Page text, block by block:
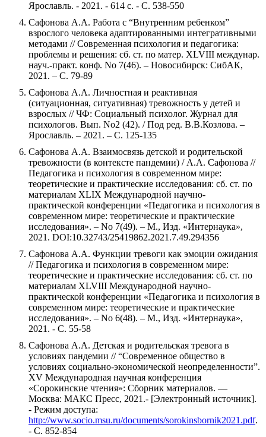
Ярославль. - 2021. - 614 с. - С. 538-550
Сафонова А.А. Работа с “Внутренним ребенком”
взрослого человека адаптированными интегративными
методами // Современная психология и педагогика:
проблемы и решения: сб. ст. по матер. XLVIII междунар.
науч.-практ. конф. No 7(46). – Новосибирск: СибАК,
2021. – С. 79-89
Сафонова А.А. Личностная и реактивная
(ситуационная, ситуативная) тревожность у детей и
взрослых // ЧФ: Социальный психолог. Журнал для
психологов. Вып. No2 (42). / Под ред. В.В.Козлова. –
Ярославль. – 2021. – С. 125-135
Сафонова А.А. Взаимосвязь детской и родительской
тревожности (в контексте пандемии) / А.А. Сафонова //
Педагогика и психология в современном мире:
теоретические и практические исследования: сб. ст. по
материалам XLIX Международной научно-
практической конференции «Педагогика и психология в
современном мире: теоретические и практические
исследования». – No 7(49). – М., Изд. «Интернаука»,
2021. DOI:10.32743/25419862.2021.7.49.294356
Сафонова А.А. Функции тревоги как эмоции ожидания
// Педагогика и психология в современном мире:
теоретические и практические исследования: сб. ст. по
материалам XLVIII Международной научно-
практической конференции «Педагогика и психология в
современном мире: теоретические и практические
исследования». – No 6(48). – М., Изд. «Интернаука»,
2021. - С. 55-58
Сафонова А.А. Детская и родительская тревога в
условиях пандемии // “Современное общество в
условиях социально-экономической неопределенности”.
XV Международная научная конференция
«Сорокинские чтения»: Сборник материалов. —
Москва: МАКС Пресс, 2021.- [Электронный источник].
- Режим доступа:
http://www.socio.msu.ru/documents/sorokinsbornik2021.pdf.
- С. 852-854